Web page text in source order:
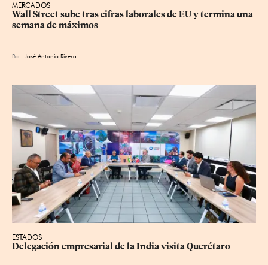
MERCADOS
Wall Street sube tras cifras laborales de EU y termina una
semana de máximos
Por José Antonio Rivera
ESTADOS
Delegación empresarial de la India visita Querétaro